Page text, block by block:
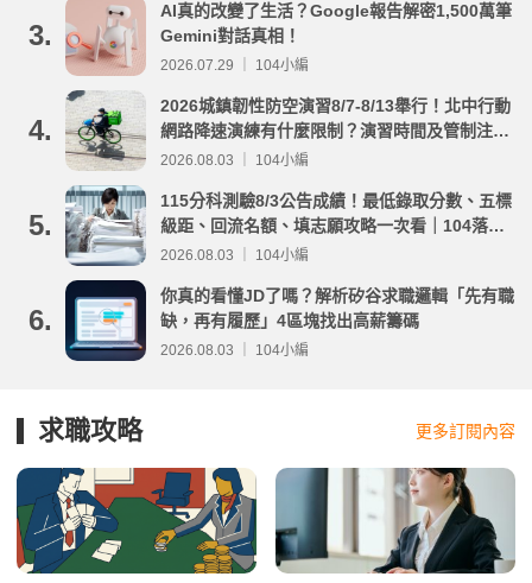
3.
AI真的改變了生活？Google報告解密1,500萬筆
Gemini對話真相！
2026.07.29 ｜ 104小編
4.
2026城鎮韌性防空演習8/7-8/13舉行！北中行動
網路降速演練有什麼限制？演習時間及管制注意
事項整理
2026.08.03 ｜ 104小編
5.
115分科測驗8/3公告成績！最低錄取分數、五標
級距、回流名額、填志願攻略一次看｜104落點
分析
2026.08.03 ｜ 104小編
6.
你真的看懂JD了嗎？解析矽谷求職邏輯「先有職
缺，再有履歷」4區塊找出高薪籌碼
2026.08.03 ｜ 104小編
求職攻略 更多訂閱內容